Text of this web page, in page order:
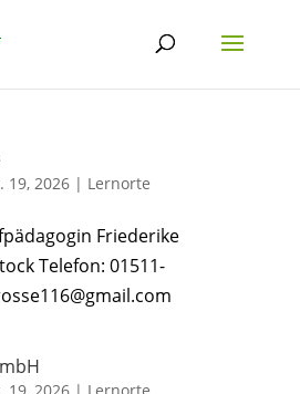
19, 2026| Lernorte
Friederike
Telefon: 01511-